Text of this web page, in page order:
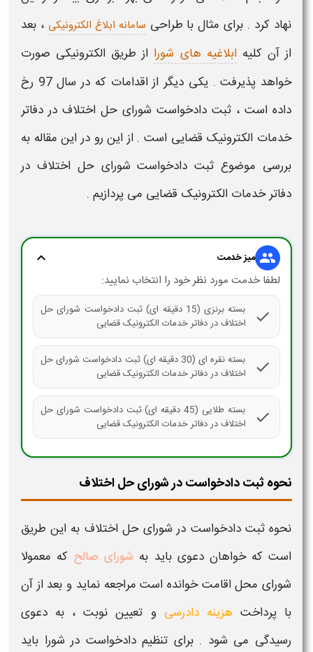
نهاد کرد . برای مثال با طراحی سامانه ابلاغ الکترونیکی ، بعد
از آن کلیهابلاغیه های شورا از طریق الکترونیکی صورت
خواهد پذیرفت . یکی دیگر از اقدامات که در سال 97 رخ
داده است ، ثبت دادخواست شورای حل اختلاف در دفاتر
خدمات الکترونیک قضایی است . از این رو در این مقاله به
بررسی موضوع ثبت دادخواست شورای حل اختلاف در
دفاتر خدمات الکترونیک قضایی می پردازیم .
group میز خدمت expand_more
لطفا خدمت مورد نظر خود را انتخاب نمایید:
check
بسته برنزی (15 دقیقه ای) ثبت دادخواست شورای حل
اختلاف در دفاتر خدمات الکترونیک قضایی
check
بسته نقره ای (30 دقیقه ای) ثبت دادخواست شورای حل
اختلاف در دفاتر خدمات الکترونیک قضایی
check
بسته طلایی (45 دقیقه ای) ثبت دادخواست شورای حل
اختلاف در دفاتر خدمات الکترونیک قضایی
نحوه ثبت دادخواست در شورای حل اختلاف
نحوه ثبت دادخواست در شورای حل اختلاف به این طریق
است که خواهان دعوی باید به شورای صالح که معمولا
شورای محل اقامت خوانده است مراجعه نماید و بعد از آن
با پرداخت هزینه دادرسیو تعیین نوبت ، به دعوی
رسیدگی می شود . برای تنظیم دادخواست در شورا باید